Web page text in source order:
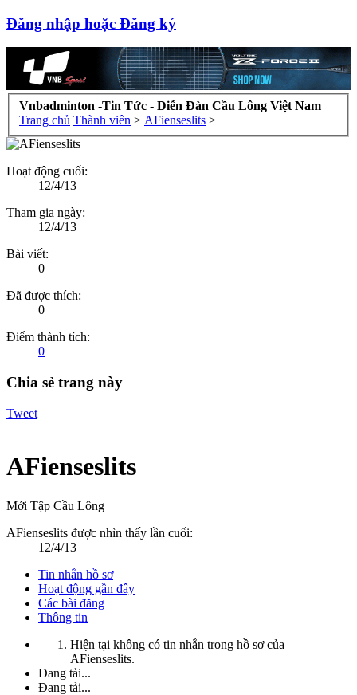
Đăng nhập hoặc Đăng ký
Vnbadminton -Tin Tức - Diễn Đàn Cầu Lông Việt Nam
Trang chủ Thành viên > AFienseslits >
Hoạt động cuối:
12/4/13
Tham gia ngày:
12/4/13
Bài viết:
0
Đã được thích:
0
Điểm thành tích:
0
Chia sẻ trang này
Tweet
AFienseslits
Mới Tập Cầu Lông
AFienseslits được nhìn thấy lần cuối:
12/4/13
Tin nhắn hồ sơ
Hoạt động gần đây
Các bài đăng
Thông tin
Hiện tại không có tin nhắn trong hồ sơ của
AFienseslits.
Đang tải...
Đang tải...